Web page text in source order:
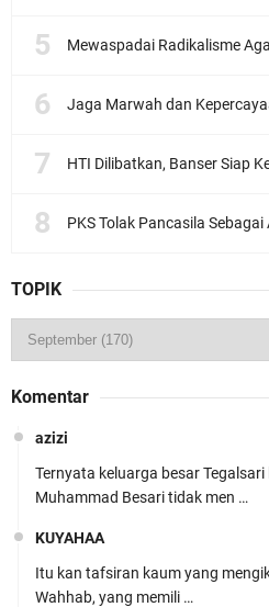
Mewaspadai Radikalisme
Jaga Marwah dan Kepercayaan Publik, Ratusan Guru
HTI Dilibatkan, Banser Siap
PKS Tolak Pancasila Sebagai Asas
TOPIK
Komentar
azizi
Ternyata keluarga besar
Muhammad Besari tidak men …
KUYAHAA
Itu kan tafsiran kaum yang
Wahhab, yang memili …